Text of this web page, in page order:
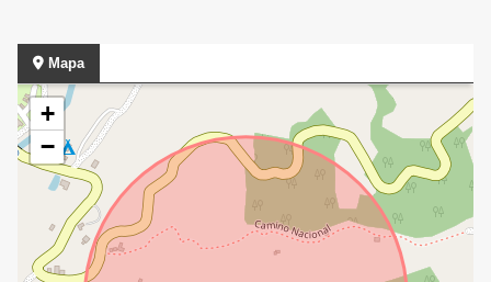
Mapa
+
−